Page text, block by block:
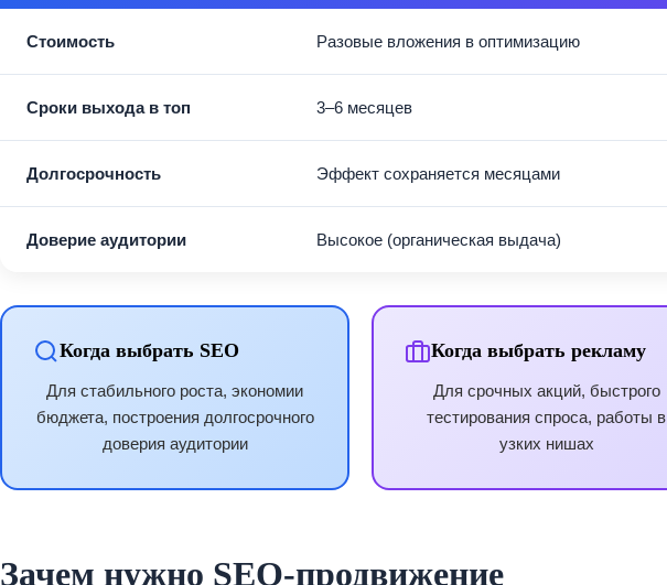
Стоимость Разовые вложения в оптимизацию
Сроки выхода в топ 3–6 месяцев
Долгосрочность Эффект сохраняется месяцами
Доверие аудитории Высокое (органическая выдача)
Когда выбрать SEO
Для стабильного роста, экономии
бюджета, построения долгосрочного
доверия аудитории
Когда выбрать рекламу
Для срочных акций, быстрого
тестирования спроса, работы в
узких нишах
Зачем нужно SEO‑продвижение